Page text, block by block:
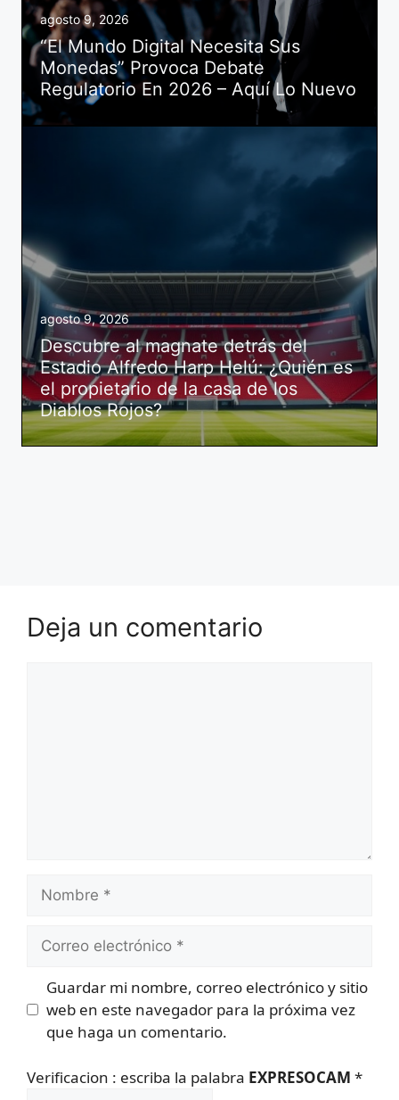
agosto 9, 2026
“El Mundo Digital Necesita Sus
Monedas” Provoca Debate
Regulatorio En 2026 – Aquí Lo Nuevo
agosto 9, 2026
Descubre al magnate detrás del
Estadio Alfredo Harp Helú: ¿Quién es
el propietario de la casa de los
Diablos Rojos?
Deja un comentario
Nombre
Correo
Guardar mi nombre, correo electrónico y sitio
web en este navegador para la próxima vez
que haga un comentario.
Verificacion : escriba la palabra EXPRESOCAM *